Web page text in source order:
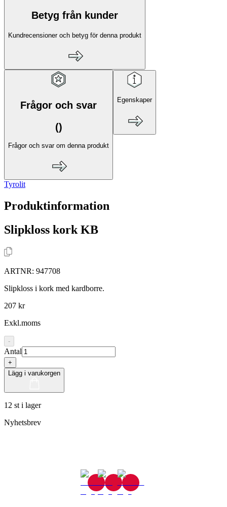
Betyg från kunder
Kundrecensioner och betyg för denna produkt
Frågor och svar
()
Frågor och svar om denna produkt
Egenskaper
Tyrolit
Produktinformation
Slipkloss kork KB
ARTNR: 947708
Slipkloss i kork med kardborre.
207 kr
Exkl.moms
-
Antal
+
Lägg i varukorgen
12 st i lager
Nyhetsbrev